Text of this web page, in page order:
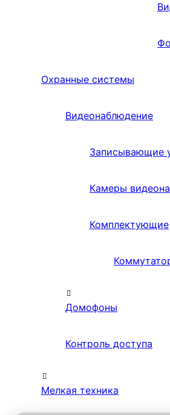
Охранные системы
Видеонаблюдение
Записывающие
Камеры
Комплектующие
Домофоны
Контроль доступа
Мелкая техника